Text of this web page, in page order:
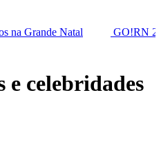
Natal
GO!RN 2026 amplia
celebridades